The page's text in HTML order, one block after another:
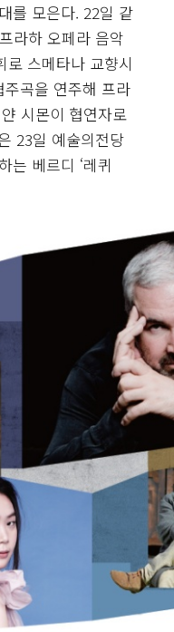
를 모은다. 22일 같
라하 오페라 음악
로 스메타나 교향시
주곡을 연주해 프라
시몬이 협연자로
23일 예술의전당
는 베르디 ‘레퀴